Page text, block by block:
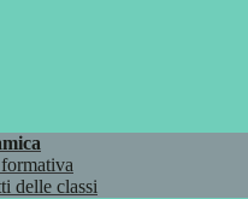
delle classi